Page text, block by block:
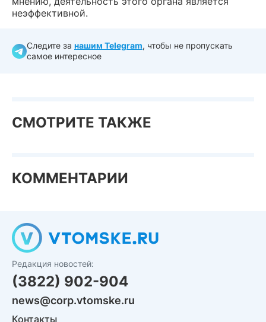
неэффективной.
Следите за нашим Telegram, чтобы не пропускать
самое интересное
СМОТРИТЕ ТАКЖЕ
КОММЕНТАРИИ
Редакция новостей:
(3822) 902-904
news@corp.vtomske.ru
Контакты